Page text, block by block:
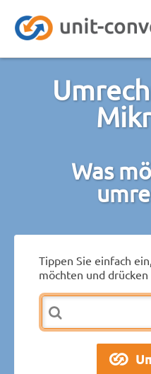
Was
Tippen Sie einfach
möchten und drücken